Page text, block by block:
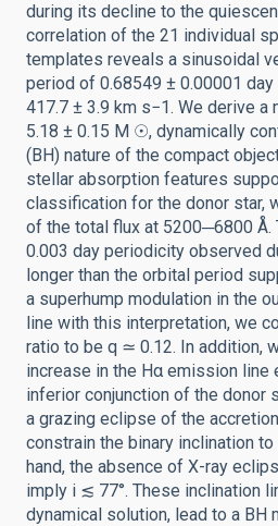
during its decline to the
correlation of the 21 individual
templates reveals a sinusoidal
period of 0.68549 ± 0.00001
417.7 ± 3.9 km s−1. We derive a
5.18 ± 0.15 M ☉, dynamically
(BH) nature of the compact
stellar absorption features
classification for the donor star,
of the total flux at 5200─6800 Å.
0.003 day periodicity observed
longer than the orbital period
a superhump modulation in the
line with this interpretation, we
ratio to be q ≃ 0.12. In addition,
increase in the Hα emission line
inferior conjunction of the donor
a grazing eclipse of the
constrain the binary inclination
hand, the absence of X-ray
imply i ≲ 77°. These inclination
dynamical solution, lead to a BH